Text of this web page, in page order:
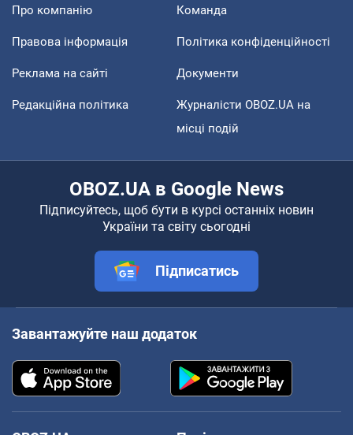
Про компанію Команда
Правова інформація Політика конфіденційності
Реклама на сайті Документи
Редакційна політика
Журналісти OBOZ.UA на
місці подій
OBOZ.UA в Google News
Підписуйтесь, щоб бути в курсі останніх новин
України та світу сьогодні
Підписатись
Завантажуйте наш додаток